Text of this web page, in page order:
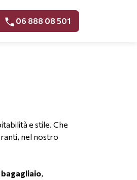
06 888 08 501
e stile. Che
nel nostro
bagagliaio,